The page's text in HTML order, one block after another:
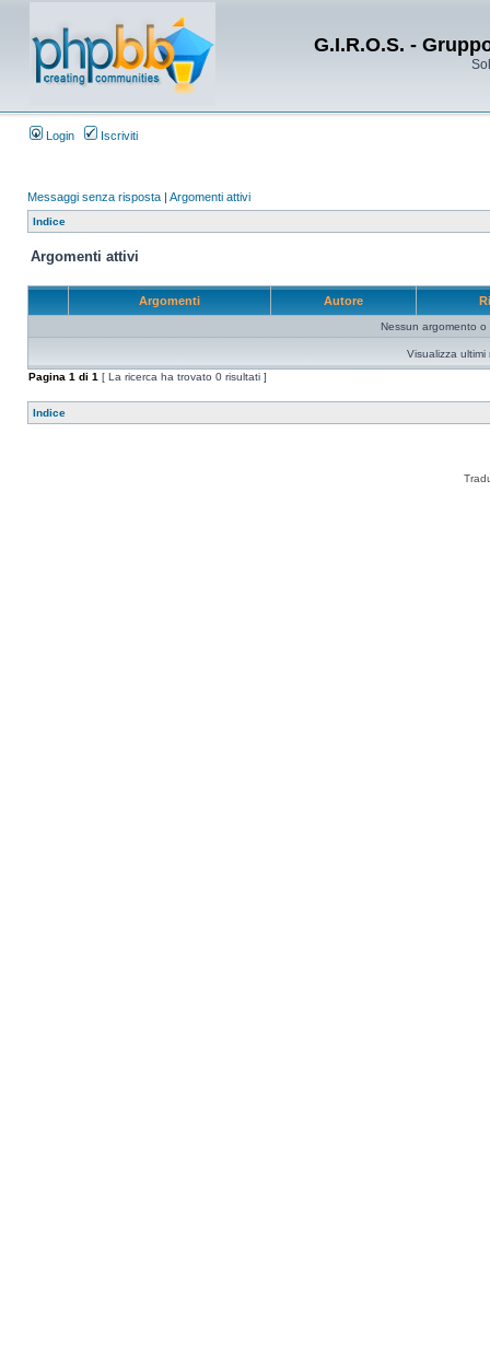
G.I.R.O.S. -
Login Iscriviti
Messaggi senza risposta | Argomenti attivi
Indice
Argomenti attivi
Argomenti Autore
Nessun argomento o
Visualizza ultimi
Pagina 1 di 1 [ La ricerca ha trovato 0 risultati ]
Indice